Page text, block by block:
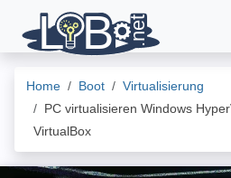
Home Boot
Virtualisierung
PC virtualisieren Windows
VirtualBox